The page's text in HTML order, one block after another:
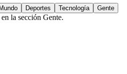
Mundo Deportes Tecnología Gente
la sección Gente.